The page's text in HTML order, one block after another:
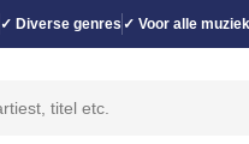
✓ Diverse genres ✓ Voor alle